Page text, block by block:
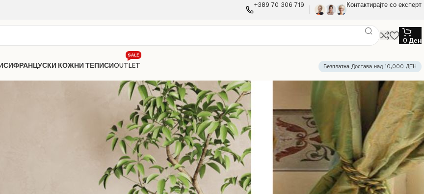
+389 70 306 719 Контактирајте со експерт
0 Ден
ФРАНЦУСКИ КОЖНИ ТЕПИСИOUTLET
SALE
Безплатна Достава над 10,000 ДЕН